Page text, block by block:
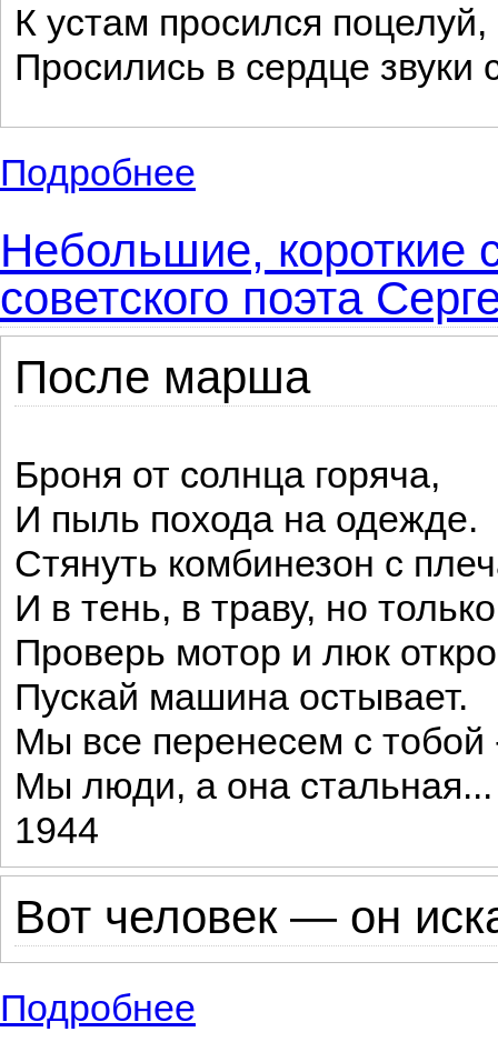
К устам просился поцелуй,
Просились в сердце звуки
Подробнее
Небольшие, короткие
советского поэта
После марша
Броня от солнца горяча,
И пыль похода на одежде.
Стянуть комбинезон с
И в тень, в траву, но
Проверь мотор и люк
Пускай машина остывает.
Мы все перенесем с тобой
Мы люди, а она стальная...
1944
Вот человек — он
Подробнее